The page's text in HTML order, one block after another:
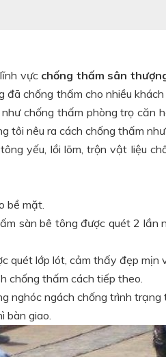
vựcchống thấm sân
đã chống thấm cho nhiều
chống thấm phòng trọ căn
tôi nêu ra cách chống thấm như
yếu, lồi lõm, trộn vật liệu
bề mặt.
sàn bê tông được quét 2 lần
quét lớp lót, cảm thấy đẹp mịn
chống thấm cách tiếp theo.
nghóc ngách chống trình trạng
bàn giao.